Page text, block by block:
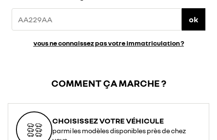
ok
vous ne connaissez pas votre immatriculation ?
COMMENT ÇA MARCHE ?
CHOISISSEZ VOTRE VÉHICULE
parmi les modèles disponibles près de chez